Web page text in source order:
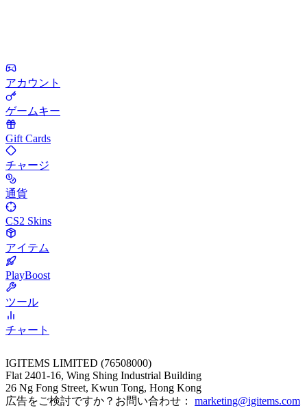
アカウント
ゲームキー
Gift Cards
チャージ
通貨
CS2 Skins
アイテム
PlayBoost
ツール
チャート
IGITEMS LIMITED (76508000)
Flat 2401-16, Wing Shing Industrial Building
26 Ng Fong Street, Kwun Tong, Hong Kong
広告をご検討ですか？お問い合わせ： marketing@igitems.com